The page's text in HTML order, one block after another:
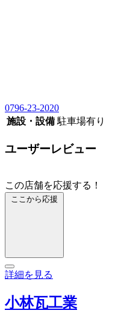
0796-23-2020
施設・設備 駐車場有り
ユーザーレビュー
この店舗を応援する！
ここから応援
詳細を見る
小林瓦工業